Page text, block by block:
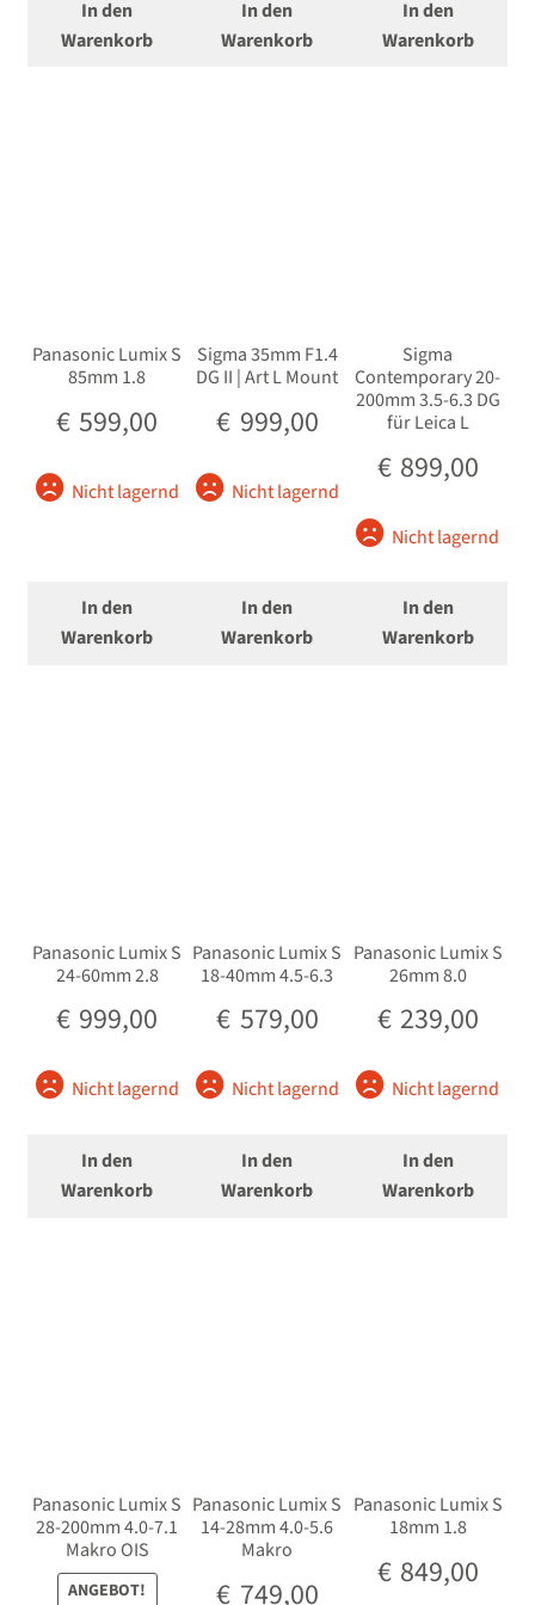
In den
Warenkorb
In den
Warenkorb
In den
Warenkorb
Panasonic Lumix S
85mm 1.8
€ 599,00
Nicht lagernd
In den
Warenkorb
Sigma 35mm F1.4
DG II | Art L Mount
€ 999,00
Nicht lagernd
In den
Warenkorb
Sigma
Contemporary 20-
200mm 3.5-6.3 DG
für Leica L
€ 899,00
Nicht lagernd
In den
Warenkorb
Panasonic Lumix S
24-60mm 2.8
€ 999,00
Nicht lagernd
In den
Warenkorb
Panasonic Lumix S
18-40mm 4.5-6.3
€ 579,00
Nicht lagernd
In den
Warenkorb
Panasonic Lumix S
26mm 8.0
€ 239,00
Nicht lagernd
In den
Warenkorb
Panasonic Lumix S
28-200mm 4.0-7.1
Makro OIS
ANGEBOT!
Panasonic Lumix S
14-28mm 4.0-5.6
Makro
€ 749,00
Panasonic Lumix S
18mm 1.8
€ 849,00